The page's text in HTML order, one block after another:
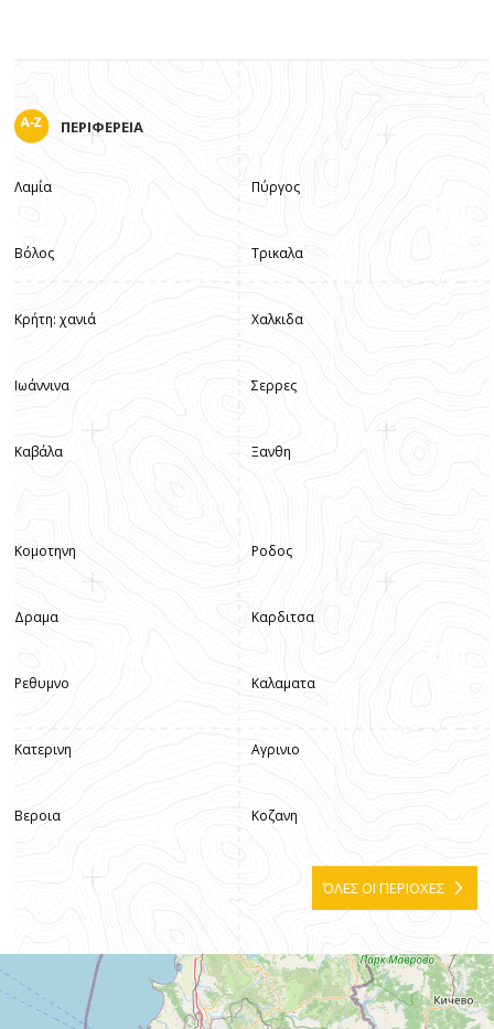
ΠΕΡΙΦΕΡΕΙΑ
Λαμία
Βόλος
Κρήτη: χανιά
Ιωάννινα
Καβάλα
Πύργος
Τρικαλα
Χαλκιδα
Σερρες
Ξανθη
Κομοτηνη
Δραμα
Ρεθυμνο
Κατερινη
Βεροια
Ροδος
Καρδιτσα
Καλαματα
Αγρινιο
Κοζανη
ΌΛΕΣ ΟΙ ΠΕΡΙΟΧΕΣ